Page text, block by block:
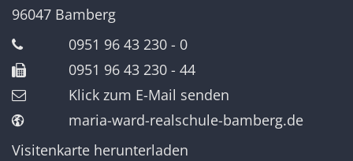
96047 Bamberg
0951 96 43 230 - 0
0951 96 43 230 - 44
Klick zum E-Mail senden
maria-ward-realschule-bamberg.de
Visitenkarte herunterladen